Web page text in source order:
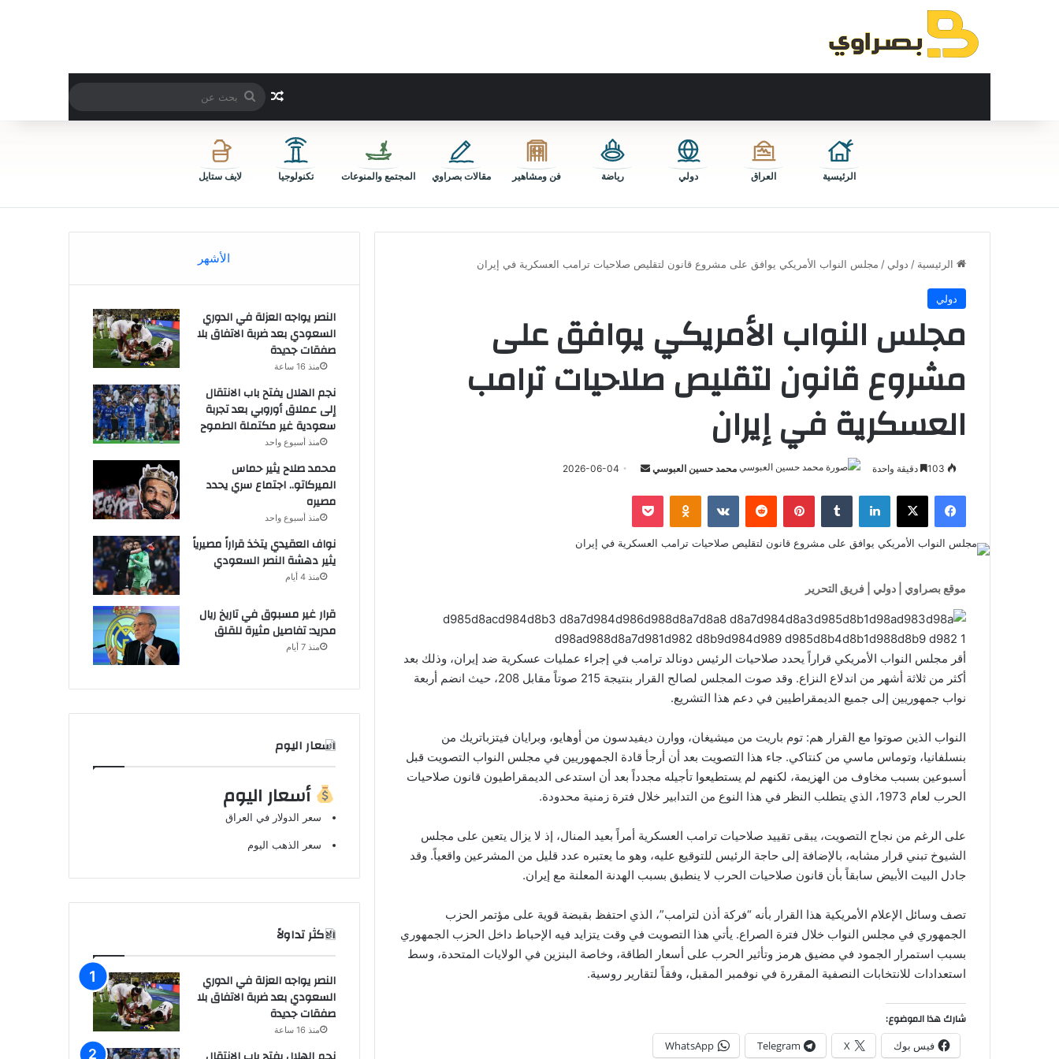
مقال عشوائي
بحث
عن
الرئيسية العراق دولي رياضة فن ومشاهير مقالات بصراوي المجتمع والمنوعات تكنولوجيا لايف ستايل
الرئيسية / دولي / مجلس النواب الأمريكي يوافق على مشروع قانون لتقليص صلاحيات ترامب العسكرية في إيران
دولي
مجلس النواب الأمريكي يوافق على
مشروع قانون لتقليص صلاحيات ترامب
العسكرية في إيران
محمد حسين العبوسي
أرسل 2026-06-04 دقيقة واحدة
فيسبوك ‫X لينكدإن بينتيريست Odnoklassniki
‫Pocket
موقع بصراوي | دولي | فريق التحرير
أقر مجلس النواب الأمريكي قراراً يحدد صلاحيات الرئيس دونالد ترامب في إجراء عمليات عسكرية ضد إيران، وذلك بعد
أكثر من ثلاثة أشهر من اندلاع النزاع. وقد صوت المجلس لصالح القرار بنتيجة 215 صوتاً مقابل 208، حيث انضم أربعة
نواب جمهوريين إلى جميع الديمقراطيين في دعم هذا التشريع.
النواب الذين صوتوا مع القرار هم: توم باريت من ميشيغان، ووارن ديفيدسون من أوهايو، وبرايان فيتزباتريك من
بنسلفانيا، وتوماس ماسي من كنتاكي. جاء هذا التصويت بعد أن أرجأ قادة الجمهوريين في مجلس النواب التصويت قبل
أسبوعين بسبب مخاوف من الهزيمة، لكنهم لم يستطيعوا تأجيله مجدداً بعد أن استدعى الديمقراطيون قانون صلاحيات
الحرب لعام 1973، الذي يتطلب النظر في هذا النوع من التدابير خلال فترة زمنية محدودة.
على الرغم من نجاح التصويت، يبقى تقييد صلاحيات ترامب العسكرية أمراً بعيد المنال، إذ لا يزال يتعين على مجلس
الشيوخ تبني قرار مشابه، بالإضافة إلى حاجة الرئيس للتوقيع عليه، وهو ما يعتبره عدد قليل من المشرعين واقعياً. وقد
جادل البيت الأبيض سابقاً بأن قانون صلاحيات الحرب لا ينطبق بسبب الهدنة المعلنة مع إيران.
تصف وسائل الإعلام الأمريكية هذا القرار بأنه “فركة أذن لترامب”، الذي احتفظ بقبضة قوية على مؤتمر الحزب
الجمهوري في مجلس النواب خلال فترة الصراع. يأتي هذا التصويت في وقت يتزايد فيه الإحباط داخل الحزب الجمهوري
بسبب استمرار الجمود في مضيق هرمز وتأثير الحرب على أسعار الطاقة، وخاصة البنزين في الولايات المتحدة، وسط
استعدادات للانتخابات النصفية المقررة في نوفمبر المقبل، وفقاً لتقارير روسية.
شارك هذا الموضوع:
فيس بوك X
Telegram
WhatsApp
الأشهر
النصر يواجه العزلة في الدوري
السعودي بعد ضربة الاتفاق بلا
صفقات جديدة
منذ 16 ساعة
نجم الهلال يفتح باب الانتقال
إلى عملاق أوروبي بعد تجربة
سعودية غير مكتملة الطموح
منذ أسبوع واحد
محمد صلاح يثير حماس
الميركاتو.. اجتماع سري يحدد
مصيره
منذ أسبوع واحد
نواف العقيدي يتخذ قراراً مصيرياً
يثير دهشة النصر السعودي
منذ 4 أيام
قرار غير مسبوق في تاريخ ريال
مدريد: تفاصيل مثيرة للقلق
منذ 7 أيام
اسعار اليوم
أسعار اليوم
سعر الدولار في العراق
سعر الذهب اليوم
الاكثر تداولاً
النصر يواجه العزلة في الدوري
السعودي بعد ضربة الاتفاق بلا
صفقات جديدة
منذ 16 ساعة